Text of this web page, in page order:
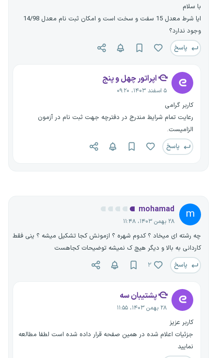
با سلام
ایا شرط معدل 15 سفت و سخت است و امکان ثبت نام معدل 14/98
وجود ندارد؟
پاسخ
اپراتور چهل و پنج
۵ اسفند ۱۴۰۳، ۰۹:۲۰
کاربر گرامی
رعایت تمام شرایط مندرج در دفترچه جهت ثبت نام در آزمون
الزامیست.
پاسخ
m
mohamad
۲۸ بهمن ۱۴۰۳، ۱۱:۴۸
چه رشته ای میخاد ؟ کدوم شهره ؟ ازمونش کجا تشکیل میشه ؟ ینی فقط
کاردانی به بالا و دیگر هیچ ک نمیشه توضیحات کجاهست
پاسخ
۲
پشتیبان سه
۲۸ بهمن ۱۴۰۳، ۱۱:۵۵
کاربر عزیز
جزئیات اعلام شده در همین صفحه قرار داده شده است لطفا مطالعه
نمایید